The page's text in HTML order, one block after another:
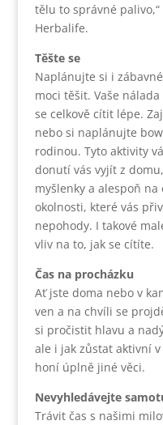
tělu to správné
Herbalife.
Těšte se
Naplánujte si i
moci těšit. Vaše
se celkově cítit lépe.
nebo si naplánujte
rodinou. Tyto aktivity
donutí vás vyjít z
myšlenky a alespoň
okolnosti, které vás
nepohody. I takové
vliv na to, jak se cítíte.
Čas na procházku
Ať jste doma nebo v
ven a na chvíli se
si pročistit hlavu a
ale i jak zůstat aktivní
honí úplně jiné věci.
Nevyhledávejte
Trávit čas s našimi